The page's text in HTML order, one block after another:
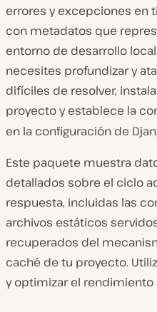
errores y excepciones en
con metadatos que
entorno de desarrollo
necesites profundizar y
difíciles de resolver, instala
proyecto y establece la
en la configuración de
Este paquete muestra
detallados sobre el ciclo
respuesta, incluidas las
archivos estáticos
recuperados del
caché de tu proyecto.
y optimizar el rendimiento